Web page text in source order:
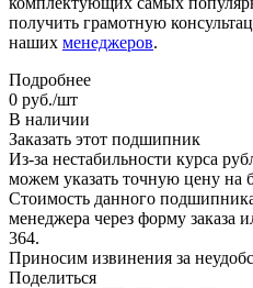
получить грамотную
наших менеджеров.
Подробнее
0 руб./шт
В наличии
Заказать этот подшипник
Из-за нестабильности курса
можем указать точную цену на
Стоимость данного
менеджера через форму заказа
364.
Приносим извинения за
Поделиться